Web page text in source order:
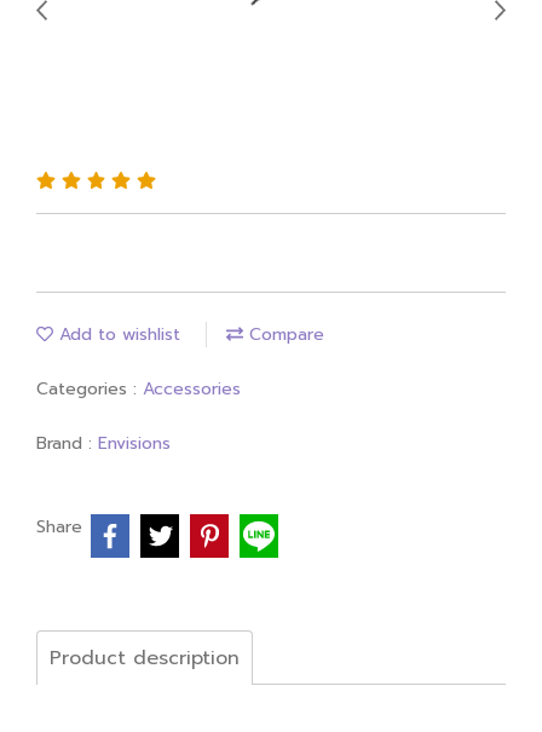
Add to wishlist Compare
Categories : Accessories
Brand : Envisions
Share
Product description